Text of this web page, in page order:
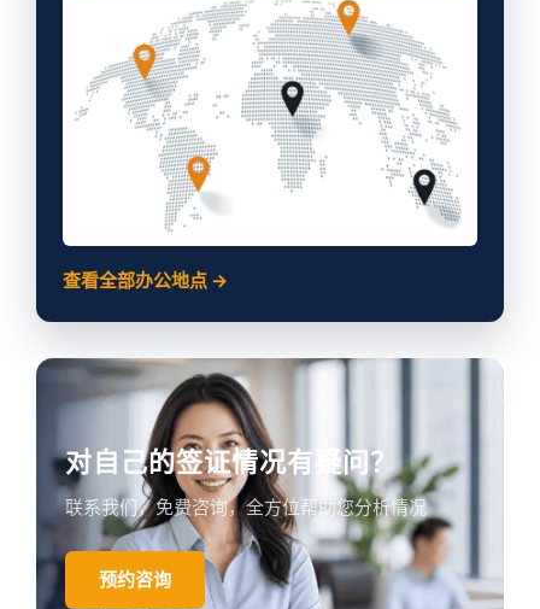
查看全部办公地点 →
对自己的签证情况有疑问？
联系我们，免费咨询，全方位帮助您分析情况
预约咨询